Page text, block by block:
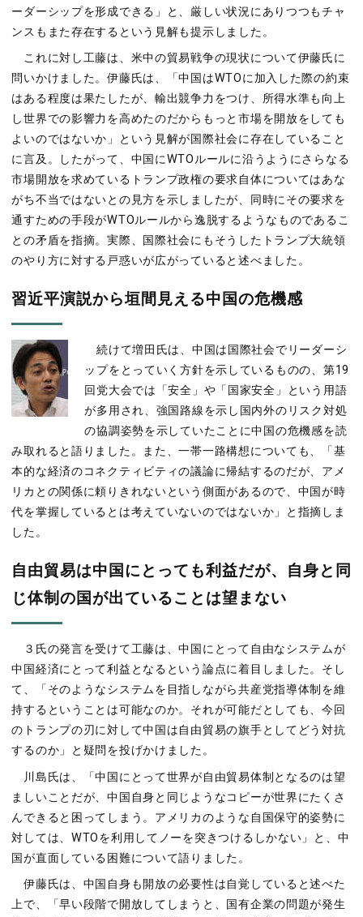
ーダーシップを形成できる」と、厳しい状況にありつつもチャ
ンスもまた存在するという見解も提示しました。
これに対し工藤は、米中の貿易戦争の現状について伊藤氏に
問いかけました。伊藤氏は、「中国はWTOに加入した際の約束
はある程度は果たしたが、輸出競争力をつけ、所得水準も向上
し世界での影響力を高めたのだからもっと市場を開放をしても
よいのではないか」という見解が国際社会に存在していること
に言及。したがって、中国にWTOルールに沿うようにさらなる
市場開放を求めているトランプ政権の要求自体についてはあな
がち不当ではないとの見方を示しましたが、同時にその要求を
通すための手段がWTOルールから逸脱するようなものであるこ
との矛盾を指摘。実際、国際社会にもそうしたトランプ大統領
のやり方に対する戸惑いが広がっていると述べました。
習近平演説から垣間見える中国の危機感
続けて増田氏は、中国は国際社会でリーダーシ
ップをとっていく方針を示しているものの、第19
回党大会では「安全」や「国家安全」という用語
が多用され、強国路線を示し国内外のリスク対処
の協調姿勢を示していたことに中国の危機感を読
み取れると語りました。また、一帯一路構想についても、「基
本的な経済のコネクティビティの議論に帰結するのだが、アメ
リカとの関係に頼りきれないという側面があるので、中国が時
代を掌握しているとは考えていないのではないか」と指摘しま
した。
自由貿易は中国にとっても利益だが、自身と同
じ体制の国が出ていることは望まない
３氏の発言を受けて工藤は、中国にとって自由なシステムが
中国経済にとって利益となるという論点に着目しました。そし
て、「そのようなシステムを目指しながら共産党指導体制を維
持するということは可能なのか。それが可能だとしても、今回
のトランプの刃に対して中国は自由貿易の旗手としてどう対抗
するのか」と疑問を投げかけました。
川島氏は、「中国にとって世界が自由貿易体制となるのは望
ましいことだが、中国自身と同じようなコピーが世界にたくさ
んできると困ってしまう。アメリカのような自国保守的姿勢に
対しては、WTOを利用してノーを突きつけるしかない」と、中
国が直面している困難について語りました。
伊藤氏は、中国自身も開放の必要性は自覚していると述べた
上で、「早い段階で開放してしまうと、国有企業の問題が発生